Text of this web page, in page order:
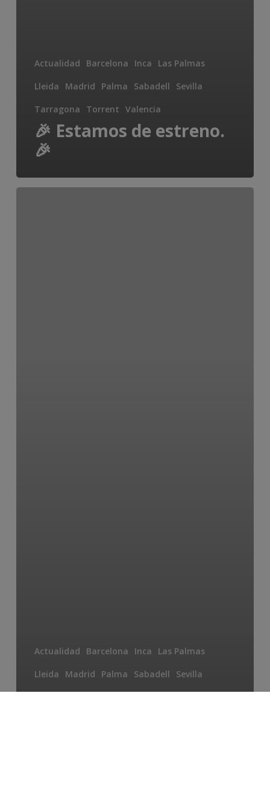
Actualidad Barcelona Inca
Las Palmas
Lleida
Madrid Palma Sabadell
Sevilla
Tarragona
Torrent Valencia
🎉 Estamos de estreno.
🎉
Actualidad Barcelona Inca
Las Palmas
Lleida
Madrid Palma Sabadell
Sevilla